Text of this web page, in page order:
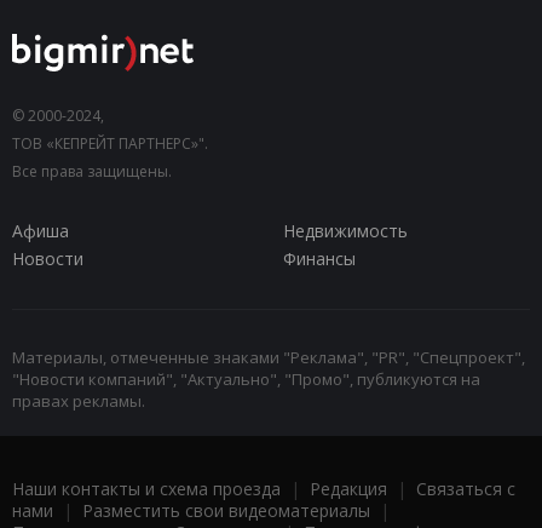
© 2000-2024,
ТОВ «КЕПРЕЙТ ПАРТНЕРС»".
Все права защищены.
Афиша
Недвижимость
Новости
Финансы
Материалы, отмеченные знаками "Реклама", "PR", "Спецпроект",
"Новости компаний", "Актуально", "Промо", публикуются на
правах рекламы.
Наши контакты и схема проезда | Редакция | Связаться с
нами | Разместить свои видеоматериалы |